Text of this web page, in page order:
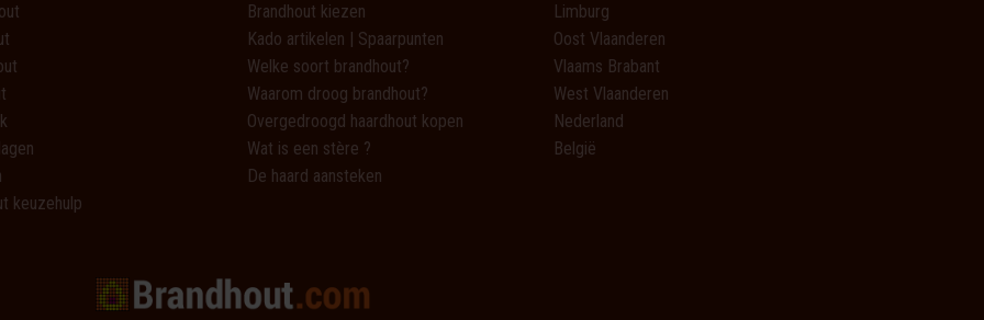
keuzehulp
Brandhout kiezen
Kado artikelen | Spaarpunten
Welke soort brandhout?
Waarom droog brandhout?
Overgedroogd haardhout kopen
Wat is een stère ?
De haard aansteken
Limburg
Oost Vlaanderen
Vlaams Brabant
West Vlaanderen
Nederland
België